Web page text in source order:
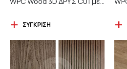
ΣΎΓΚΡΙΣΗ